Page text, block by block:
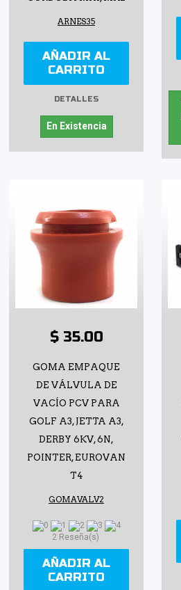
ARNES35
AÑADIR AL
CARRITO
DETALLES
En Existencia
$ 35.00
GOMA EMPAQUE
DE VÁLVULA DE
VACÍO PCV PARA
GOLF A3, JETTA A3,
DERBY 6KV, 6N,
POINTER, EUROVAN
T4
GOMAVALV2
2 Reseña(s)
AÑADIR AL
CARRITO